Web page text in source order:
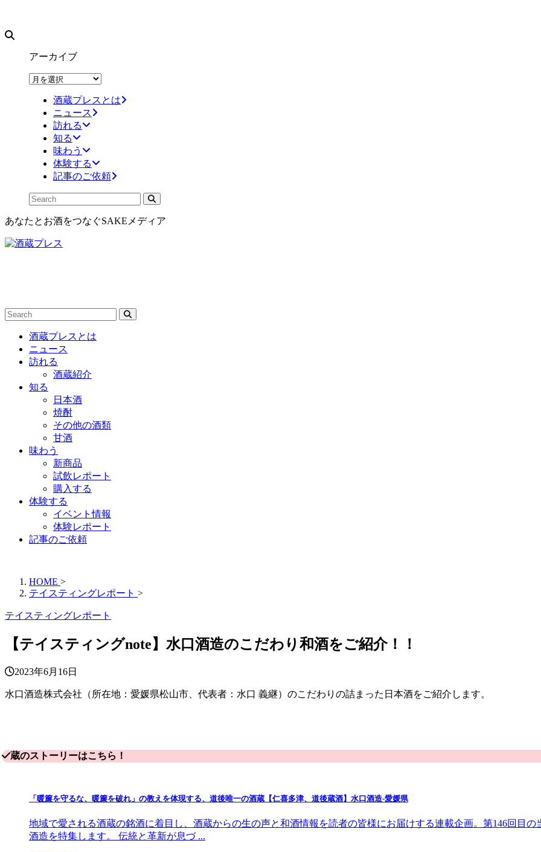
アーカイブ
ア
酒蔵プレスとは
ニュース
訪れる
知る
味わう
体験する
記事のご依頼
あなたとお酒をつなぐSAKEメディア
酒蔵プレスとは
ニュース
訪れる
酒蔵紹介
知る
日本酒
焼酎
その他の酒類
甘酒
味わう
新商品
試飲レポート
購入する
体験する
イベント情報
体験レポート
記事のご依頼
HOME >
テイスティングレポート >
テイスティングレポート
【テイスティングnote】水口酒造のこだわり和酒をご紹介！！
2023年6月16日
水口酒造株式会社（所在地：愛媛県松山市、代表者：水口 義継）のこだわりの詰まった日本酒をご紹介します。
蔵のストーリーはこちら！
「暖簾を守るな、暖簾を破れ」の教えを体現する、道後唯一の酒蔵【仁喜多津、道後蔵酒】水口酒造‐愛媛県
地域で愛される酒蔵の銘酒に着目し、酒蔵からの生の声と和酒情報を読者の皆様にお届けする連載企画。第146回目
酒造を特集します。 伝統と革新が息づ ...